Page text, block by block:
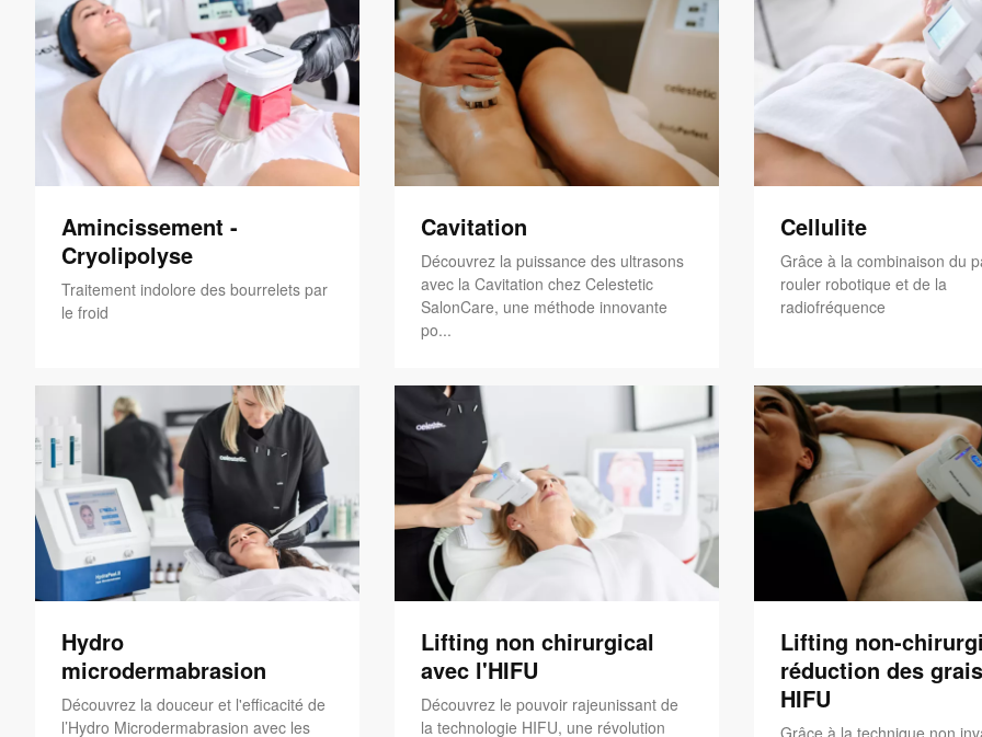
Amincissement -
Cryolipolyse
Traitement indolore des bourrelets par
le froid
Cavitation
Découvrez la puissance des ultrasons
avec la Cavitation chez Celestetic
SalonCare, une méthode innovante
po...
Cellulite
Grâce à la combinaison du
rouler robotique et de la
radiofréquence
Hydro
microdermabrasion
Découvrez la douceur et l'efficacité de
l’Hydro Microdermabrasion avec les
Lifting non chirurgical
avec l'HIFU
Découvrez le pouvoir rajeunissant de
la technologie HIFU, une révolution
Lifting non-
réduction des
HIFU